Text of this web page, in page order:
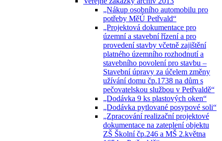
„Nákup osobního automobilu pro
potřeby MěÚ Petřvald“
„Projektová dokumentace pro
územní a stavební řízení a pro
provedení stavby včetně zajištění
platného územního rozhodnutí a
stavebního povolení pro stavbu –
Stavební úpravy za účelem změny
užívání domu čp.1738 na dům s
pečovatelskou službou v Petřvaldě“
„Dodávka 9 ks plastových oken“
„Dodávka pytlované posypové soli“
„Zpracování realizační projektové
dokumentace na zateplení objektu
ZŠ Školní čp.246 a MŠ 2.května